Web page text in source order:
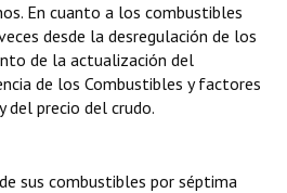
En cuanto a los combustibles
desde la desregulación de los
de la actualización del
de los Combustibles y factores
del precio del crudo.
sus combustibles por séptima